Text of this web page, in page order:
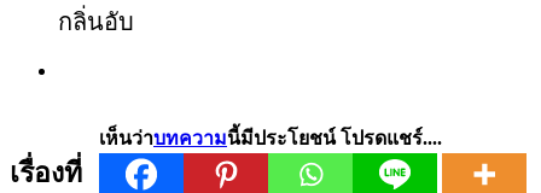
กลิ่นอับ
เห็นว่าบทความนี้มีประโยชน์ โปรดแชร์....
เรื่องที่